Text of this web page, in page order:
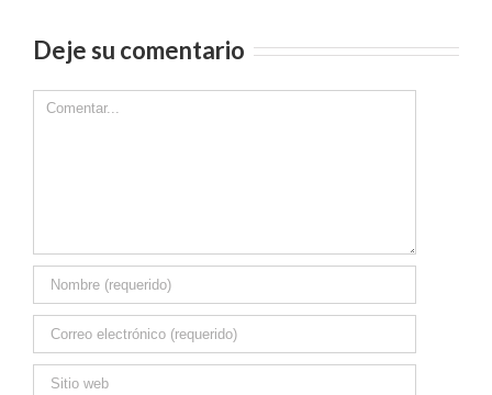
Deje su comentario
Comment